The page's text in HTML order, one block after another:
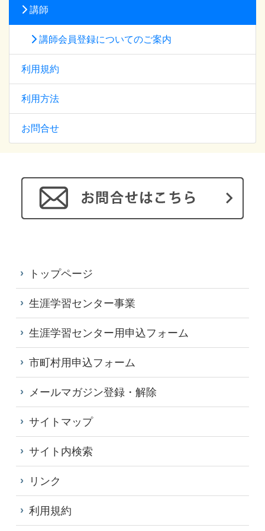
講師
講師会員登録についてのご案内
利用規約
利用方法
お問合せ
トップページ
生涯学習センター事業
生涯学習センター用申込フォーム
市町村用申込フォーム
メールマガジン登録・解除
サイトマップ
サイト内検索
リンク
利用規約